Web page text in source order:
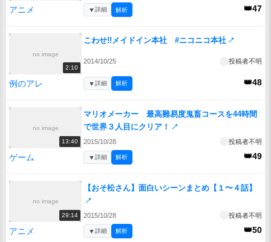
アニメ 👑47
▼詳細 解析
no image
2:10
こわせ!!メイドイン本社 #ニコニコ本社 ↗
2014/10/25 投稿者不明
例のアレ 👑48
▼詳細 解析
no image
13:40
マリオメーカー 最高難易度鬼畜コースを44時間
で世界３人目にクリア！
↗
2015/10/28 投稿者不明
ゲーム 👑49
▼詳細 解析
no image
29:14
【おそ松さん】面白いシーンまとめ【１〜４話】
↗
2015/10/28 投稿者不明
アニメ 👑50
▼詳細 解析